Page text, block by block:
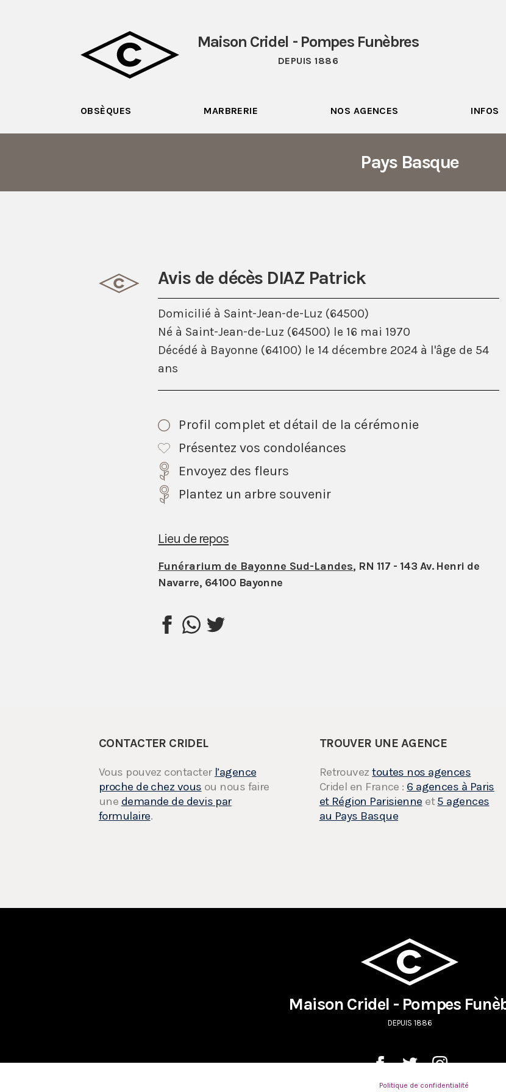
Maison Cridel - Pompes Funèbres
DEPUIS 1886
OBSÈQUES MARBRERIE NOS AGENCES INFOS
Pays Basque
Avis de décès DIAZ Patrick
Domicilié à Saint-Jean-de-Luz (64500)
Né à Saint-Jean-de-Luz (64500) le 16 mai 1970
Décédé à Bayonne (64100) le 14 décembre 2024 à l'âge de 54
ans
Profil complet et détail de la cérémonie
Présentez vos condoléances
Envoyez des fleurs
Plantez un arbre souvenir
Lieu de repos
Funérarium de Bayonne Sud-Landes, RN 117 - 143 Av. Henri de
Navarre, 64100 Bayonne
CONTACTER CRIDEL
Vous pouvez contacter l’agence
proche de chez vous ou nous faire
une demande de devis par
formulaire.
TROUVER UNE AGENCE
Retrouveztoutes nos agences
Cridel en France : 6 agences à Paris
et Région Parisienne et5 agences
au Pays Basque
Maison Cridel - Pompes
DEPUIS 1886
Politique de confidentialité